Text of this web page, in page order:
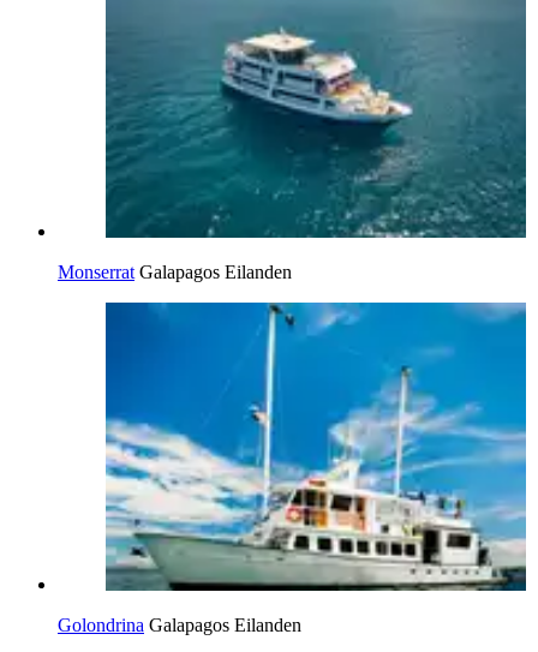
Monserrat Galapagos Eilanden
Golondrina Galapagos Eilanden